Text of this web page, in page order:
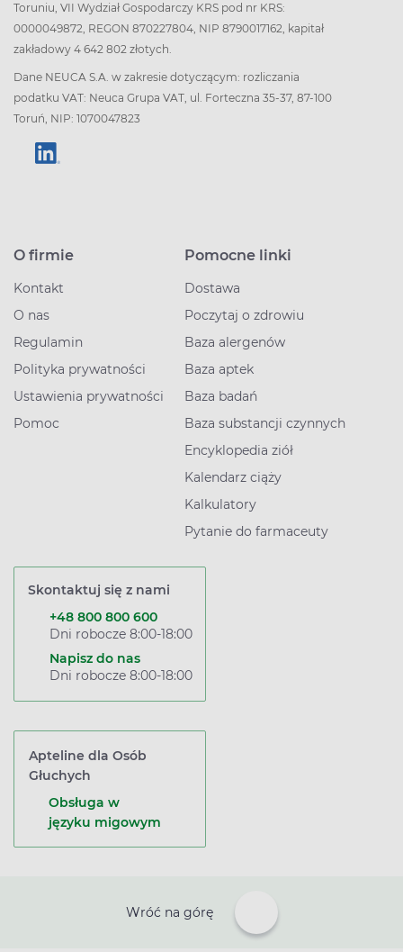
Toruniu, VII Wydział Gospodarczy KRS pod nr KRS:
0000049872, REGON 870227804, NIP 8790017162, kapitał
zakładowy 4 642 802 złotych.
Dane NEUCA S.A. w zakresie dotyczącym: rozliczania
podatku VAT: Neuca Grupa VAT, ul. Forteczna 35-37, 87-100
Toruń, NIP: 1070047823
O firmie
Kontakt
O nas
Regulamin
Polityka prywatności
Ustawienia prywatności
Pomoc
Pomocne linki
Dostawa
Poczytaj o zdrowiu
Baza alergenów
Baza aptek
Baza badań
Baza substancji czynnych
Encyklopedia ziół
Kalendarz ciąży
Kalkulatory
Pytanie do farmaceuty
Skontaktuj się z nami
+48 800 800 600
Dni robocze 8:00-18:00
Napisz do nas
Dni robocze 8:00-18:00
Apteline dla Osób
Głuchych
Obsługa w
języku migowym
Wróć na górę